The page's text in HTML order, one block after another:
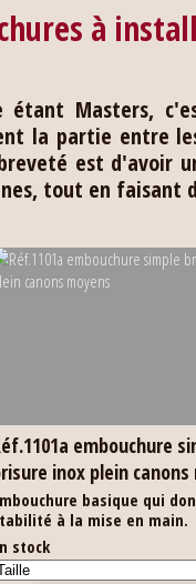
à
étant Masters,
la partie entre
est d'avoir
tout en faisant
embouchure
inox plein canons
basique qui
à la mise en main.
stock